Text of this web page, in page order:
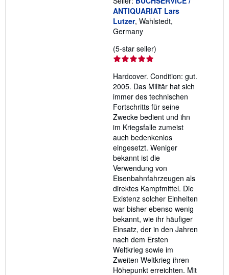
ANTIQUARIAT Lars
Lutzer, Wahlstedt,
Germany
(5-star seller)
out
of
5
stars
Hardcover. Condition: gut.
2005. Das Militär hat sich
immer des technischen
Fortschritts für seine
Zwecke bedient und ihn
im Kriegsfalle zumeist
auch bedenkenlos
eingesetzt. Weniger
bekannt ist die
Verwendung von
Eisenbahnfahrzeugen als
direktes Kampfmittel. Die
Existenz solcher Einheiten
war bisher ebenso wenig
bekannt, wie ihr häufiger
Einsatz, der in den Jahren
nach dem Ersten
Weltkrieg sowie im
Zweiten Weltkrieg ihren
Höhepunkt erreichten. Mit